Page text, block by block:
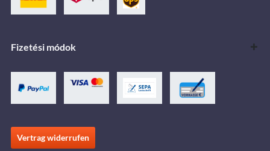
Fizetési módok
Vertrag widerrufen